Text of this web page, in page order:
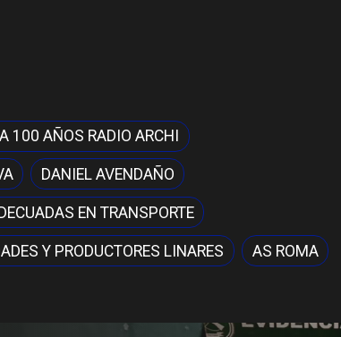
100 AÑOS RADIO ARCHI
DANIEL AVENDAÑO
EN TRANSPORTE
Y PRODUCTORES LINARES AS ROMA